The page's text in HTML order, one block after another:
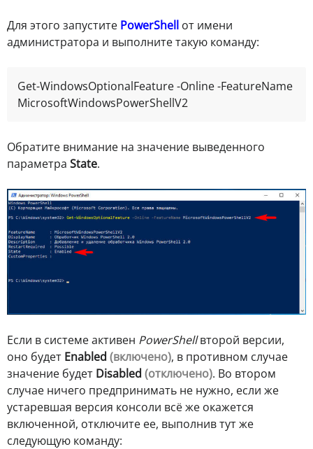
Для этого запустите PowerShell от имени
администратора и выполните такую команду:
Get-WindowsOptionalFeature -Online -FeatureName
MicrosoftWindowsPowerShellV2
Обратите внимание на значение выведенного
параметра State.
Если в системе активен PowerShellвторой версии,
оно будет Enabled (включено), в противном случае
значение будет Disabled (отключено). Во втором
случае ничего предпринимать не нужно, если же
устаревшая версия консоли всё же окажется
включенной, отключите ее, выполнив тут же
следующую команду: